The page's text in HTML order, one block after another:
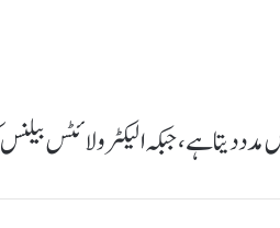
دیتا ہے، جبکہ الیکٹرولائٹس